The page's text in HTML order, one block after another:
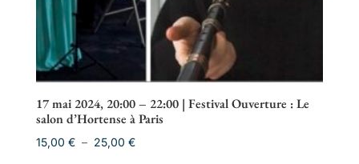
17 mai 2024, 20:00 – 22:00 | Festival Ouverture : Le
salon d’Hortense à Paris
15,00 € – 25,00 €Plage